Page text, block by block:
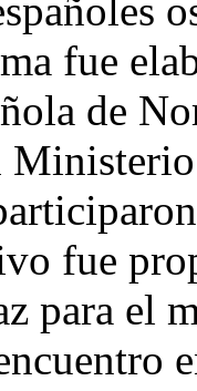
fue
de
fue
para el